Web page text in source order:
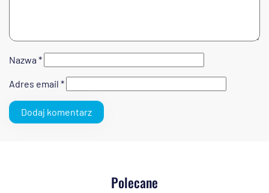
Nazwa *
Adres email *
Polecane